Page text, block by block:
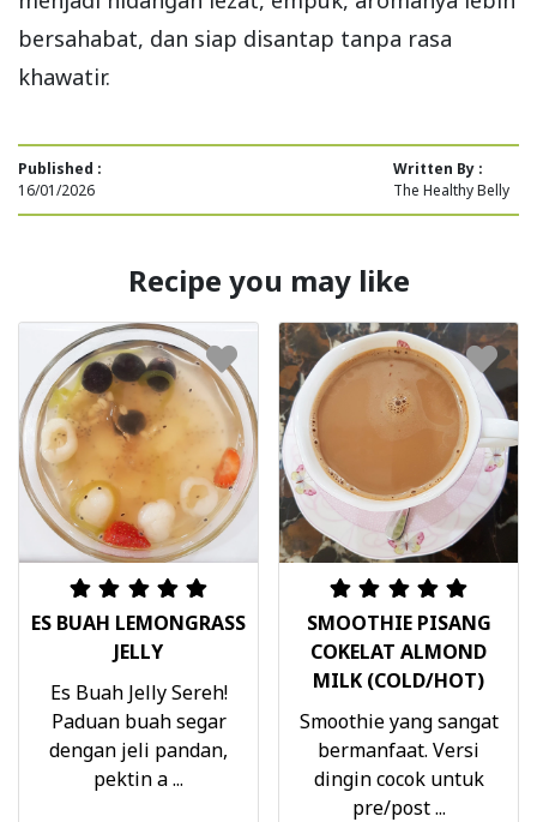
bersahabat, dan siap disantap tanpa rasa
khawatir.
Published :
16/01/2026
Written By :
The Healthy Belly
Recipe you may like
ES BUAH LEMONGRASS
JELLY
Es Buah Jelly Sereh!
Paduan buah segar
dengan jeli pandan,
pektin a ...
SMOOTHIE PISANG
COKELAT ALMOND
MILK (COLD/HOT)
Smoothie yang sangat
bermanfaat. Versi
dingin cocok untuk
pre/post ...